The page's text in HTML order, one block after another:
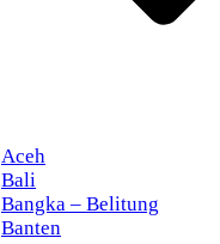
Aceh
Bali
Bangka – Belitung
Banten